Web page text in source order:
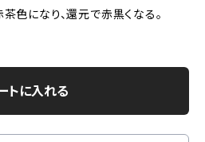
になり、還元で赤黒くなる。
トに入れる